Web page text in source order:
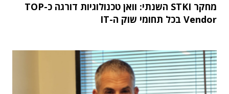
מחקר STKI השנתי: וואן טכנולוגיות דורגה כ-TOP
Vendor בכל תחומי שוק ה-IT